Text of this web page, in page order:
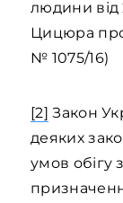
людини від
Цицюра
№ 1075/16)
[2] Закон
деяких
умов обігу